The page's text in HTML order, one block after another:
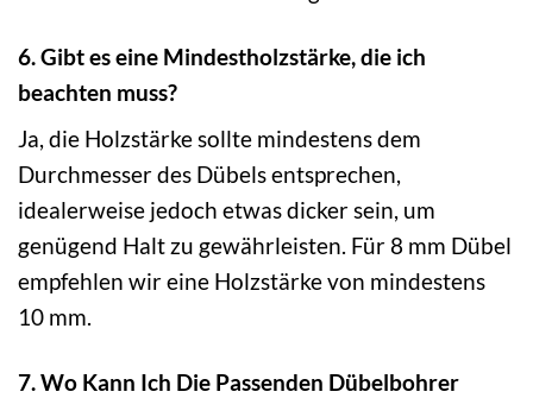
6. Gibt es eine Mindestholzstärke, die ich
beachten muss?
Ja, die Holzstärke sollte mindestens dem
Durchmesser des Dübels entsprechen,
idealerweise jedoch etwas dicker sein, um
genügend Halt zu gewährleisten. Für 8 mm Dübel
empfehlen wir eine Holzstärke von mindestens
10 mm.
7. Wo Kann Ich Die Passenden Dübelbohrer